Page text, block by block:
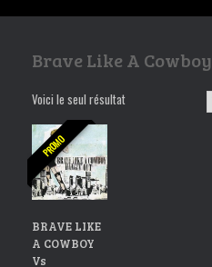
Brave Like A Cowboy
Voici le seul résultat
PROMO
BRAVE LIKE
A COWBOY
Vs